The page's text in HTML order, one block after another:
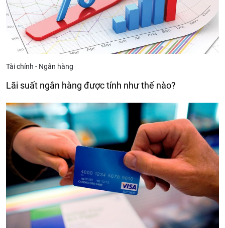
Tài chính - Ngân hàng
Lãi suất ngân hàng được tính như thế nào?